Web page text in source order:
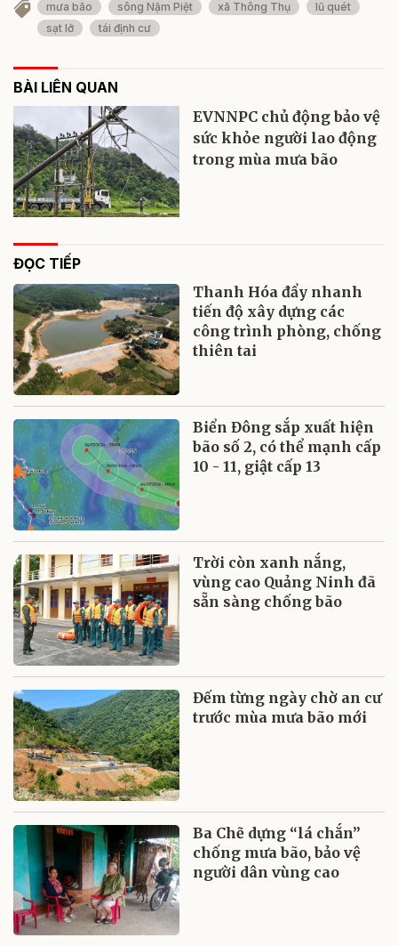
mưa bão sông Nậm Piệt xã Thông Thụ
lũ quét
sạt lở
tái định cư
BÀI LIÊN QUAN
EVNNPC chủ động bảo vệ
sức khỏe người lao động
trong mùa mưa bão
ĐỌC TIẾP
Thanh Hóa đẩy nhanh
tiến độ xây dựng các
công trình phòng, chống
thiên tai
Biển Đông sắp xuất hiện
bão số 2, có thể mạnh cấp
10 - 11, giật cấp 13
Trời còn xanh nắng,
vùng cao Quảng Ninh đã
sẵn sàng chống bão
Đếm từng ngày chờ an cư
trước mùa mưa bão mới
Ba Chẽ dựng “lá chắn”
chống mưa bão, bảo vệ
người dân vùng cao